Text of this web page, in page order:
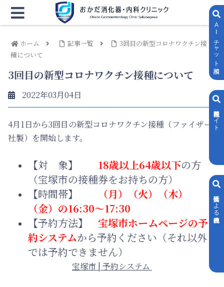
AIチャット相談
内視鏡専門サイト
女性医師による内視鏡検査
ホーム 記事一覧
3回目の新型コロナワクチン接
種について
3回目の新型コロナワクチン接種について
2022年03月04日
4月1日から3回目の新型コロナワクチン接種（ファイザー
社製）を開始します。
【対 象】 18歳以上64歳以下の方
（宝塚市の接種券をお持ちの方）
【時間帯】
（月）（火）（木）
（金）の16:30～17:30
【予約方法】 宝塚市ホームページの予
約システムから予約ください（それ以外
では予約できません）
宝塚市 | 予約システム